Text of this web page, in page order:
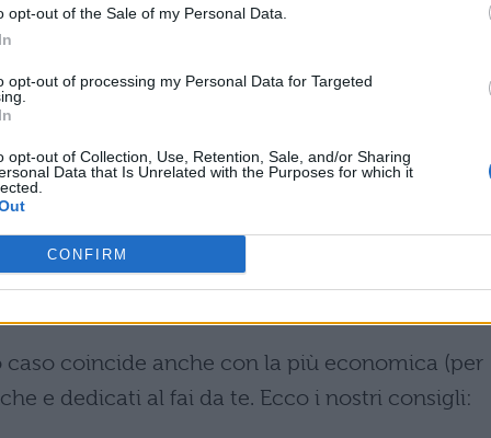
opt-out of the Sale of my Personal Data.
opt-out of processing my Personal Data for Targeted
opt-out of Collection, Use, Retention, Sale, and/or Sharing
Data that Is Unrelated with the Purposes for which it
CONFIRM
vedere se odi i film d’amore
2017: cosa esce al cinema
FAI DA TE
che tra le tante offre anche un’ottima
San Valentino (soprattutto se non hai
coincide anche con la più economica (per
e dedicati al fai da te. Ecco i nostri consigli: